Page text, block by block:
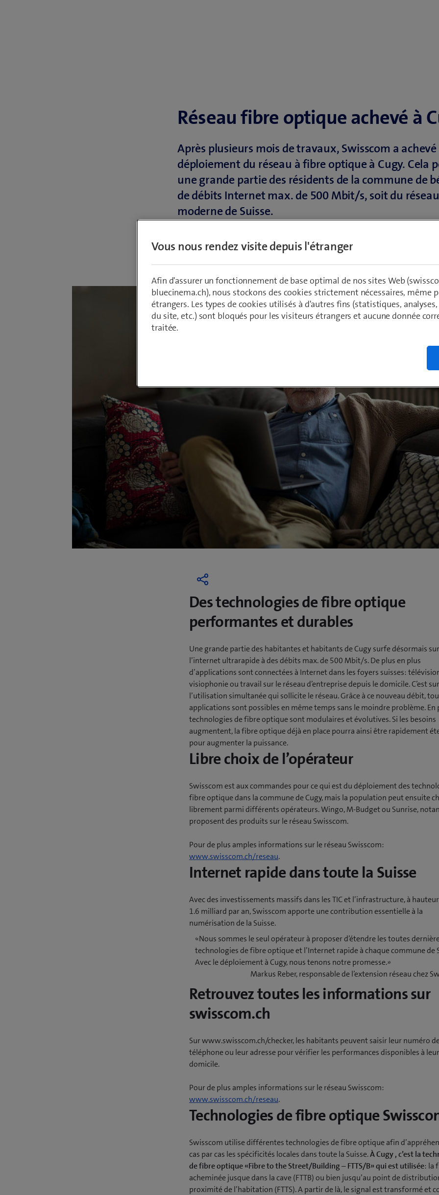
Réseau fibre optique achevé à
Après plusieurs mois de travaux, Swisscom a achevé
déploiement du réseau à fibre optique à Cugy. Cela
une grande partie des résidents de la commune de
de débits Internet max. de 500 Mbit/s, soit du
moderne de Suisse.
ParArmin Schädeli
Des technologies de fibre optique
performantes et durables
Une grande partie des habitantes et habitants de Cugy surfe désormais sur
l’internet ultrarapide à des débits max. de 500 Mbit/s. De plus en plus
d’applications sont connectées à Internet dans les foyers suisses:
visiophonie ou travail sur le réseau d’entreprise depuis le domicile. C’est
l’utilisation simultanée qui sollicite le réseau. Grâce à ce nouveau débit,
applications sont possibles en même temps sans le moindre problème. En
technologies de fibre optique sont modulaires et évolutives. Si les besoins
augmentent, la fibre optique déjà en place pourra ainsi être rapidement
pour augmenter la puissance.
Libre choix de l’opérateur
Swisscom est aux commandes pour ce qui est du déploiement des
fibre optique dans la commune de Cugy, mais la population peut ensuite
librement parmi différents opérateurs. Wingo, M-Budget ou Sunrise,
proposent des produits sur le réseau Swisscom.
Pour de plus amples informations sur le réseau Swisscom:
www.swisscom.ch/reseau.
Internet rapide dans toute la Suisse
Avec des investissements massifs dans les TIC et l’infrastructure, à hauteur
1.6 milliard par an, Swisscom apporte une contribution essentielle à la
numérisation de la Suisse.
«Nous sommes le seul opérateur à proposer d’étendre les toutes
technologies de fibre optique et l’Internet rapide à chaque commune de
Avec le déploiement à Cugy, nous tenons notre promesse.»
Markus Reber, responsable de l’extension réseau chez
Retrouvez toutes les informations sur
swisscom.ch
Sur www.swisscom.ch/checker, les habitants peuvent saisir leur numéro
téléphone ou leur adresse pour vérifier les performances disponibles à leur
domicile.
Pour de plus amples informations sur le réseau Swisscom:
www.swisscom.ch/reseau.
Technologies de fibre optique
Swisscom utilise différentes technologies de fibre optique afin
cas par cas les spécificités locales dans toute la Suisse.À Cugy , c’est la
de fibre optique «Fibre to the Street/Building – FTTS/B» qui est utilisée: la
acheminée jusque dans la cave (FTTB) ou bien jusqu’au point de
proximité de l’habitation (FTTS). A partir de là, le signal est transformé et
Vous nous rendez visite depuis l'étranger
Afin d'assurer un fonctionnement de base optimal de nos sites Web
bluecinema.ch), nous stockons des cookies strictement nécessaires, même
étrangers. Les types de cookies utilisés à d'autres fins (statistiques,
du site, etc.) sont bloqués pour les visiteurs étrangers et aucune donnée
traitée.